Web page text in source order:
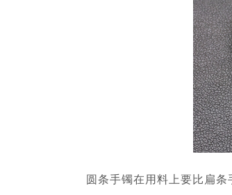
圆条手镯在用料上要比扁